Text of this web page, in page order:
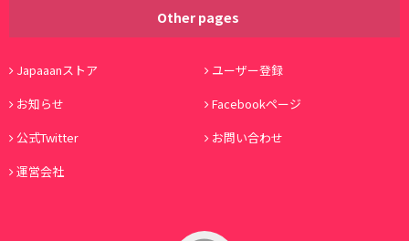
Other pages
Japaaanストア
ユーザー登録
お知らせ
Facebookページ
公式Twitter
お問い合わせ
運営会社